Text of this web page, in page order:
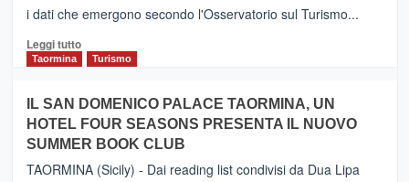
tra
e
Zanzibar
da
Neos
i dati che emergono secondo l'Osservatorio sul Turismo...
Leggi tuttoLeggi
PIEDIMONTE
ETNEO
–
Meta
Taormina Turismo
IL SAN DOMENICO PALACE TAORMINA, UN
HOTEL FOUR SEASONS PRESENTA IL NUOVO
SUMMER BOOK CLUB
TAORMINA (Sicily) - Dai reading list condivisi da Dua Lipa